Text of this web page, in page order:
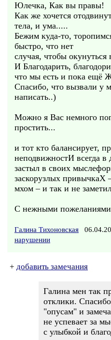
Юлечка, Как вы правы!
Как же хочется
тела, и ума.....
Бежим куда-то,
быстро, что нет
случая, чтобы
И Благодарить,
что мы есть и пока
Спасибо, что вызвали у
написать..)
Можно я Вас немного
простить...
и тот кто балансирует,
неподвижностИ всегда в
застыл в своих
заскорузлых привычкаХ
мхом – и так и не
С нежными
Галина Тихоновская
нарушении
+ добавить замечания
Галина мен так
отклики.
"опусам" и
не успевает за
с улыбкой и